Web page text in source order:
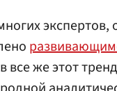
все же этот